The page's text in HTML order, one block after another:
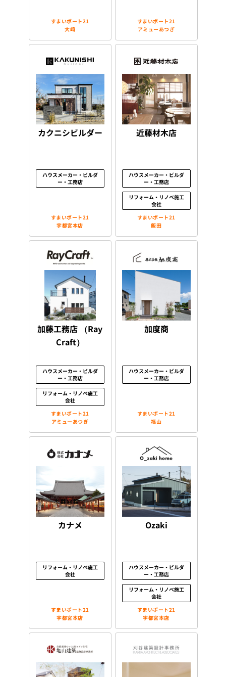
すまいポート21
大崎
すまいポート21
アミューあつぎ
カクニシビルダー
ハウスメーカー・ビルダ
ー・工務店
すまいポート21
宇都宮本店
近藤材木店
ハウスメーカー・ビルダ
ー・工務店
リフォーム・リノベ施工
会社
すまいポート21
飯田
加藤工務店 （Ray
Craft）
ハウスメーカー・ビルダ
ー・工務店
リフォーム・リノベ施工
会社
すまいポート21
アミューあつぎ
加度商
ハウスメーカー・ビルダ
ー・工務店
すまいポート21
福山
カナメ
リフォーム・リノベ施工
会社
すまいポート21
宇都宮本店
Ozaki
ハウスメーカー・ビルダ
ー・工務店
リフォーム・リノベ施工
会社
すまいポート21
宇都宮本店